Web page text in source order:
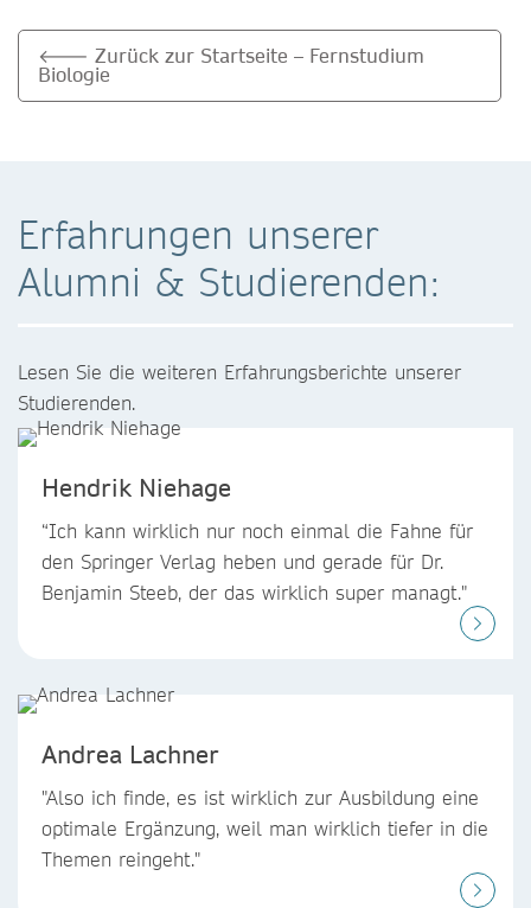
🡐 Zurück zur Startseite – Fernstudium
Biologie
Erfahrungen unserer
Alumni & Studierenden:
Lesen Sie die weiteren Erfahrungsberichte unserer
Studierenden.
Hendrik Niehage
“Ich kann wirklich nur noch einmal die Fahne für
den Springer Verlag heben und gerade für Dr.
Benjamin Steeb, der das wirklich super managt."
Andrea Lachner
"Also ich finde, es ist wirklich zur Ausbildung eine
optimale Ergänzung, weil man wirklich tiefer in die
Themen reingeht."